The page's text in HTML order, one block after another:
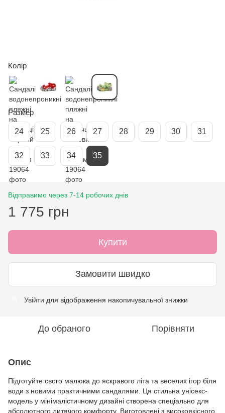
Колір
Размер
24 25 26 27 28 29 30 31
32 33 34 35
Відправимо через 7-14 робочих днів
1 775 грн
Купити
Замовити швидко
Увійти для відображення накопичувальної знижки
До обраного Порівняти
Опис
Підготуйте свого малюка до яскравого літа та веселих ігор біля
води з новими практичними сандалями. Ця стильна унісекс-
модель у мінімалістичному дизайні створена спеціально для
абсолютного дитячого комфорту. Виготовлені з високоякісного,